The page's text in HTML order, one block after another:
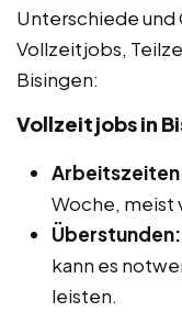
Unterschiede
Vollzeitjobs,
Bisingen:
Vollzeitjobs in
Woche, meist
Überstunden:
kann es
leisten.